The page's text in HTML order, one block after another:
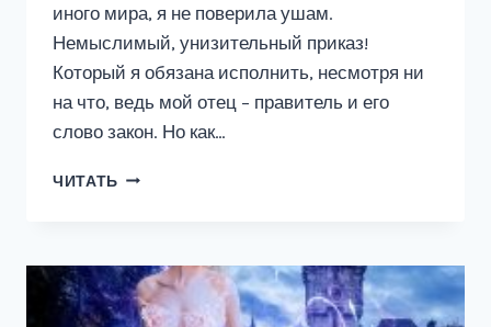
иного мира, я не поверила ушам.
Немыслимый, унизительный приказ!
Который я обязана исполнить, несмотря ни
на что, ведь мой отец – правитель и его
слово закон. Но как…
ЧИТАТЬ ЗАМОК